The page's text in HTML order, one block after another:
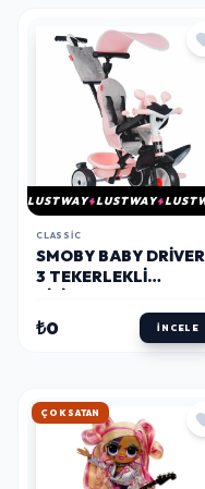
LUSTWAY LUSTWAY
CLASSIC
SMOBY BABY DRIVER
3 TEKERLEKLI
₺0 İNCELE
HIZLI KARGO